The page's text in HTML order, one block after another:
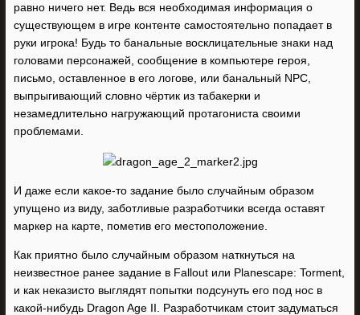
равно ничего нет. Ведь вся необходимая информация о
существующем в игре контенте самостоятельно попадает в
руки игрока! Будь то банальные восклицательные знаки над
головами персонажей, сообщение в компьютере героя,
письмо, оставленное в его логове, или банальный NPC,
выпрыгивающий словно чёртик из табакерки и
незамедлительно нагружающий протагониста своими
проблемами.
И даже если какое-то задание было случайным образом
упущено из виду, заботливые разработчики всегда оставят
маркер на карте, пометив его местоположение.
Как приятно было случайным образом наткнуться на
неизвестное ранее задание в Fallout или Planescape: Torment,
и как неказисто выглядят попытки подсунуть его под нос в
какой-нибудь Dragon Age II. Разработчикам стоит задуматься